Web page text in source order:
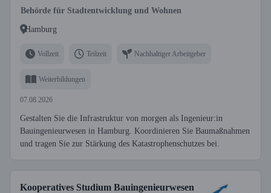
Behörde für Stadtentwicklung und Wohnen
Hamburg
Vollzeit Teilzeit Nachhaltiger Arbeitgeber
Weiterbildungen
07.08.2026
Gestalten Sie die Infrastruktur von morgen als Ingenieur:in
Bauingenieurwesen in Hamburg. Koordinieren Sie Baumaßnahmen
und tragen Sie zur Stärkung des Katastrophenschutzes bei.
Kooperatives Studium Bauingenieurwesen